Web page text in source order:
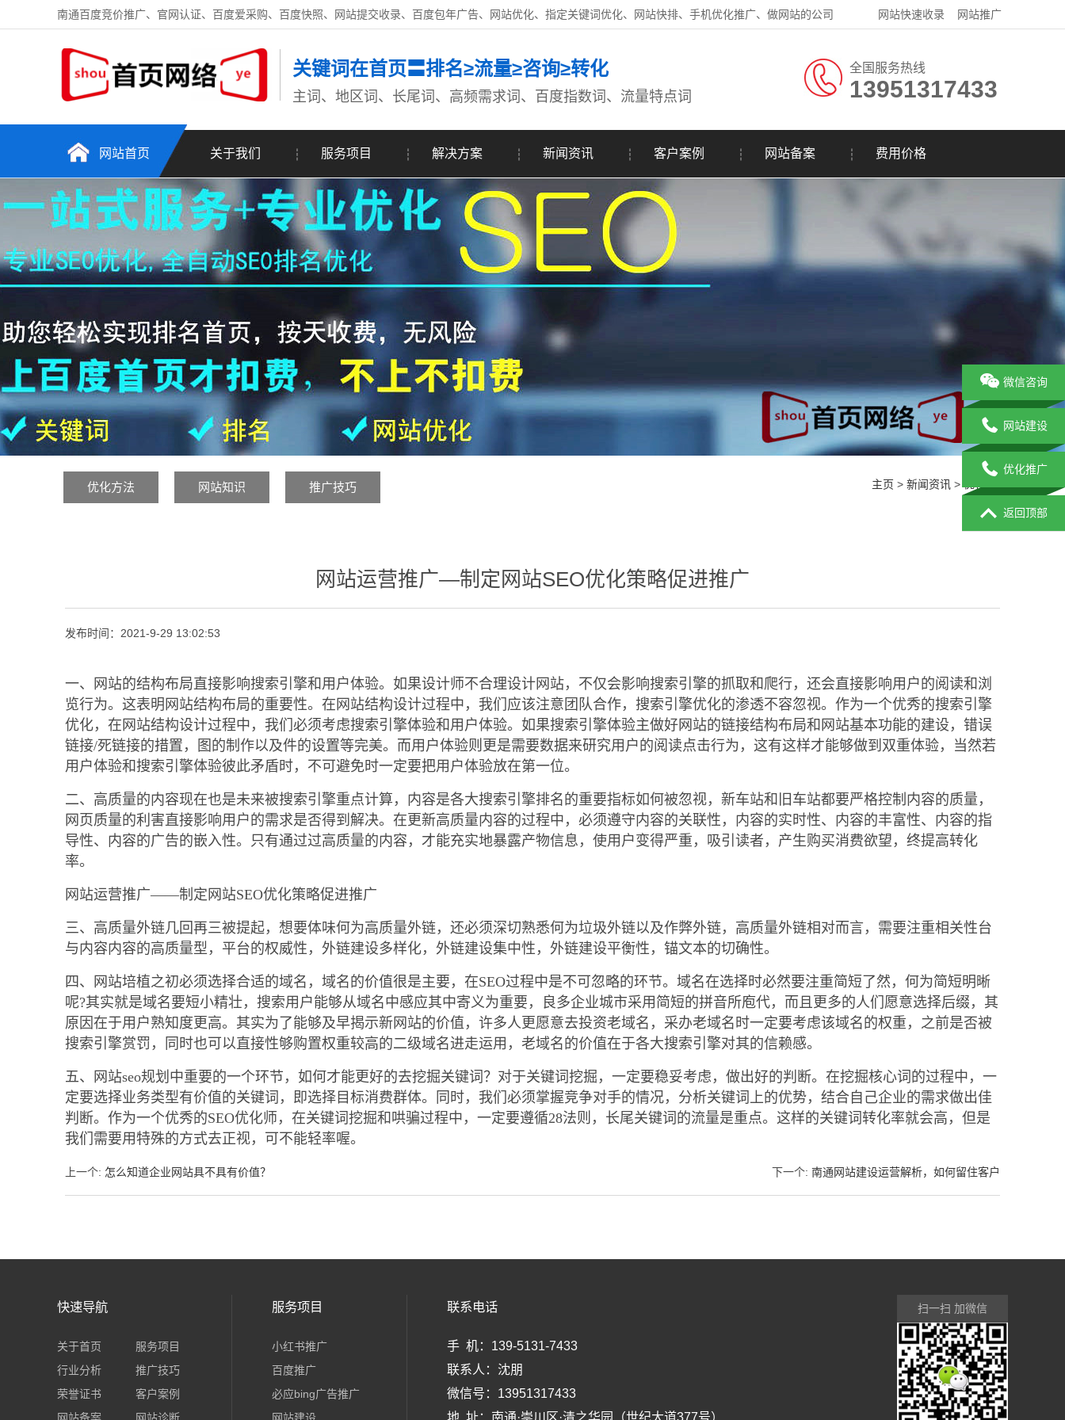
南通百度竞价推广、官网认证、百度爱采购、百度快照、网站提交收录、百度包年广告、网站优化、指定关键词优化、网站快排、手机优化推广、做网站的公司 网站快速收录 网站推广
关键词在首页〓排名≥流量≥咨询≥转化
主词、地区词、长尾词、高频需求词、百度指数词、流量特点词
全国服务热线
13951317433
网站首页 关于我们 服务项目 解决方案 新闻资讯 客户案例 网站备案 费用价格
优化方法 网站知识 推广技巧 主页 > 新闻资讯 >
网站运营推广—制定网站SEO优化策略促进推广
发布时间： 2021-9-29 13:02:53
一、网站的结构布局直接影响搜索引擎和用户体验。如果设计师不合理设计网站，不仅会影响搜索引擎的抓取和爬行，还会直接影响用户的阅读和浏
览行为。这表明网站结构布局的重要性。在网站结构设计过程中，我们应该注意团队合作，搜索引擎优化的渗透不容忽视。作为一个优秀的搜索引擎
优化，在网站结构设计过程中，我们必须考虑搜索引擎体验和用户体验。如果搜索引擎体验主做好网站的链接结构布局和网站基本功能的建设，错误
链接/死链接的措置，图的制作以及件的设置等完美。而用户体验则更是需要数据来研究用户的阅读点击行为，这有这样才能够做到双重体验，当然若
用户体验和搜索引擎体验彼此矛盾时，不可避免时一定要把用户体验放在第一位。
二、高质量的内容现在也是未来被搜索引擎重点计算，内容是各大搜索引擎排名的重要指标如何被忽视，新车站和旧车站都要严格控制内容的质量，
网页质量的利害直接影响用户的需求是否得到解决。在更新高质量内容的过程中，必须遵守内容的关联性，内容的实时性、内容的丰富性、内容的指
导性、内容的广告的嵌入性。只有通过过高质量的内容，才能充实地暴露产物信息，使用户变得严重，吸引读者，产生购买消费欲望，终提高转化
率。
网站运营推广——制定网站SEO优化策略促进推广
三、高质量外链几回再三被提起，想要体味何为高质量外链，还必须深切熟悉何为垃圾外链以及作弊外链，高质量外链相对而言，需要注重相关性台
与内容内容的高质量型，平台的权威性，外链建设多样化，外链建设集中性，外链建设平衡性，锚文本的切确性。
四、网站培植之初必须选择合适的域名，域名的价值很是主要，在SEO过程中是不可忽略的环节。域名在选择时必然要注重简短了然，何为简短明晰
呢?其实就是域名要短小精壮，搜索用户能够从域名中感应其中寄义为重要，良多企业城市采用简短的拼音所庖代，而且更多的人们愿意选择后缀，其
原因在于用户熟知度更高。其实为了能够及早揭示新网站的价值，许多人更愿意去投资老域名，采办老域名时一定要考虑该域名的权重，之前是否被
搜索引擎赏罚，同时也可以直接性够购置权重较高的二级域名进走运用，老域名的价值在于各大搜索引擎对其的信赖感。
五、网站seo规划中重要的一个环节，如何才能更好的去挖掘关键词？对于关键词挖掘，一定要稳妥考虑，做出好的判断。在挖掘核心词的过程中，一
定要选择业务类型有价值的关键词，即选择目标消费群体。同时，我们必须掌握竞争对手的情况，分析关键词上的优势，结合自己企业的需求做出佳
判断。作为一个优秀的SEO优化师，在关键词挖掘和哄骗过程中，一定要遵循28法则，长尾关键词的流量是重点。这样的关键词转化率就会高，但是
我们需要用特殊的方式去正视，可不能轻率喔。
上一个: 怎么知道企业网站具不具有价值？ 下一个: 南通网站建设运营解析，如何留住客户
快速导航
关于首页
服务项目
行业分析
推广技巧
荣誉证书
客户案例
服务项目
小红书推广
百度推广
必应bing广告推广
联系电话
手 机：139-5131-7433
联系人：沈朋
微信号：13951317433
地 址：南通·崇川区·清之华园（世纪大道377号）
扫一扫 加微信
微信咨询
网站建设
优化推广
返回顶部